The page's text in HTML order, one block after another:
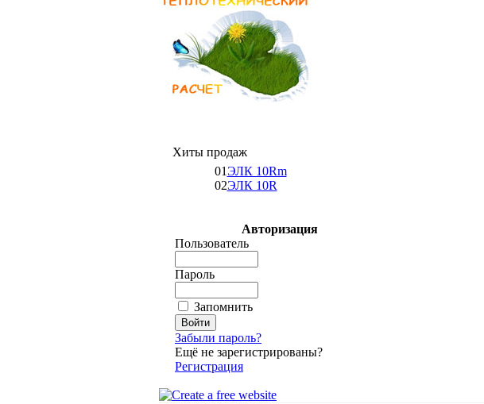
Хиты продаж
01ЭЛК 10Rm
02ЭЛК 10R
Авторизация
Пользователь
Пароль
Запомнить
Забыли пароль?
Ещё не зарегистрированы?
Регистрация